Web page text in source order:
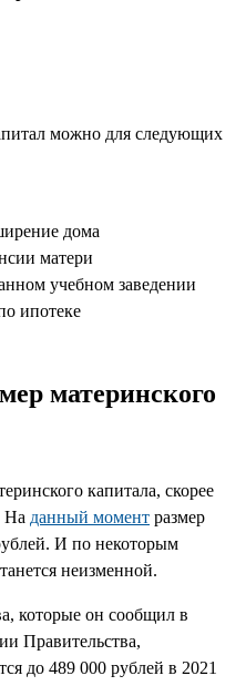
можно для следующих
дома
матери
учебном заведении
ипотеке
материнского
капитала, скорее
На данный момент размер
И по некоторым
неизменной.
которые он сообщил в
Правительства,
до 489 000 рублей в 2021